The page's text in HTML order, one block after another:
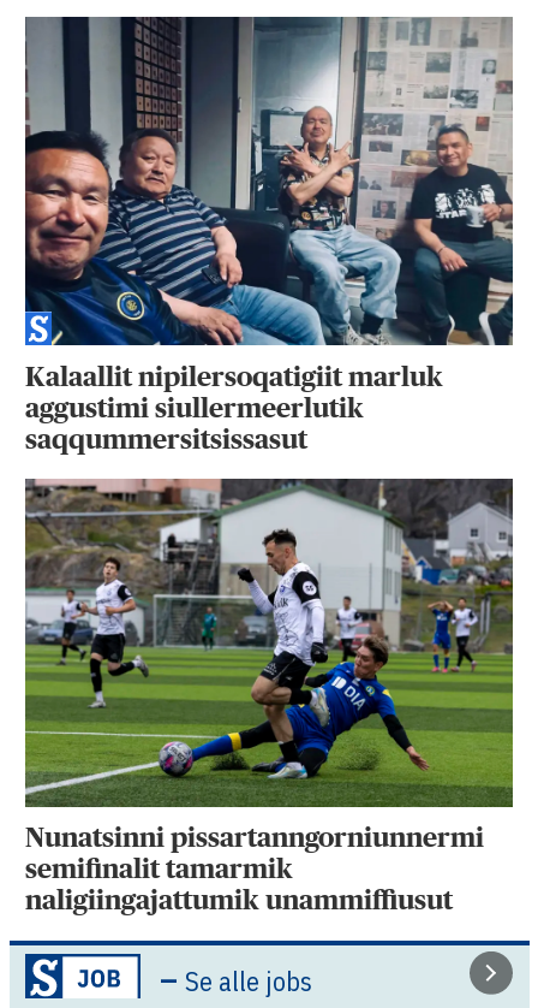
Kalaallit nipilersoqatigiit marluk
aggustimi siullermeerlutik
saqqummersitsissasut
Nunatsinni pissartanngorniunnermi
semifinalit tamarmik
naligiingajattumik unammiffiusut
– Se alle jobs